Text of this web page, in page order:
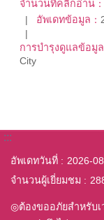
จำนวนที่คลิกอ่าน：
อัพเดทข้อมูล：
การบำรุงดูแลข้อมูล
City
:::
อัพเดทวันที่
2026-
จำนวนผู้เยี่ยมชม
◎ต้องขออภัยสำหรับเ